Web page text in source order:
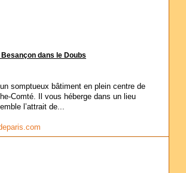
dans le Doubs
somptueux bâtiment en plein centre de
Comté. Il vous héberge dans un lieu
l’attrait de...